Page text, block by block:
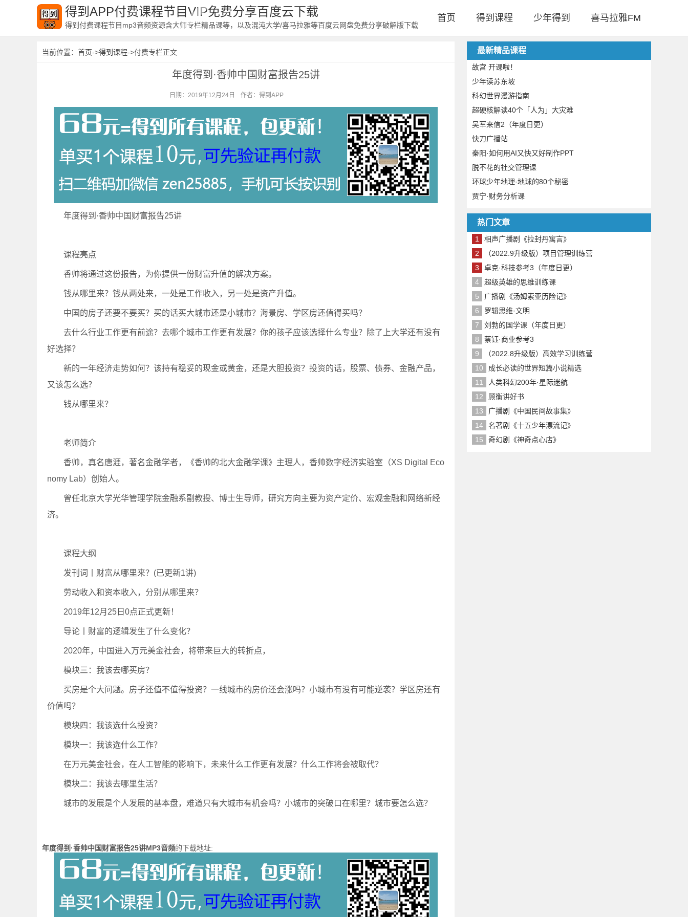
得到APP付费课程节目VIP免费分享百度云下载
得到付费课程节目mp3音频资源含大师专栏精品课等，以及混沌大学/喜马拉雅等百度云网盘免费分享破解版下载
首页 得到课程 少年得到 喜马拉雅FM
当前位置： 首页->得到课程->付费专栏正文
年度得到·香帅中国财富报告25讲
日期：2019年12月24日 作者：得到APP
年度得到·香帅中国财富报告25讲
课程亮点
香帅将通过这份报告，为你提供一份财富升值的解决方案。
钱从哪里来？钱从两处来，一处是工作收入，另一处是资产升值。
中国的房子还要不要买？买的话买大城市还是小城市？海景房、学区房还值得买吗？
去什么行业工作更有前途？去哪个城市工作更有发展？你的孩子应该选择什么专业？除了上大学还有没有
好选择？
新的一年经济走势如何？该持有稳妥的现金或黄金，还是大胆投资？投资的话，股票、债券、金融产品，
又该怎么选？
钱从哪里来？
老师简介
香帅，真名唐涯，著名金融学者，《香帅的北大金融学课》主理人，香帅数字经济实验室（XS Digital Eco
nomy Lab）创始人。
曾任北京大学光华管理学院金融系副教授、博士生导师，研究方向主要为资产定价、宏观金融和网络新经
济。
课程大纲
发刊词丨财富从哪里来？(已更新1讲)
劳动收入和资本收入，分别从哪里来？
2019年12月25日0点正式更新！
导论丨财富的逻辑发生了什么变化？
2020年，中国进入万元美金社会，将带来巨大的转折点，
模块三：我该去哪买房？
买房是个大问题。房子还值不值得投资？一线城市的房价还会涨吗？小城市有没有可能逆袭？学区房还有
价值吗？
模块四：我该选什么投资？
模块一：我该选什么工作？
在万元美金社会，在人工智能的影响下，未来什么工作更有发展？什么工作将会被取代？
模块二：我该去哪里生活？
城市的发展是个人发展的基本盘，难道只有大城市有机会吗？小城市的突破口在哪里？城市要怎么选？
年度得到·香帅中国财富报告25讲MP3音频的下载地址:
最新精品课程
故宫 开课啦！
少年读苏东坡
科幻世界漫游指南
超硬核解读40个「人为」大灾难
吴军来信2（年度日更）
快刀广播站
秦阳·如何用AI又快又好制作PPT
脱不花的社交管理课
环球少年地理·地球的80个秘密
贾宁·财务分析课
热门文章
1
相声广播剧《拉封丹寓言》
2
（2022.9升级版）项目管理训练营
3
卓克·科技参考3（年度日更）
4
超级英雄的思维训练课
5
广播剧《汤姆索亚历险记》
6
罗辑思维·文明
7
刘勃的国学课（年度日更）
8
蔡钰·商业参考3
9
（2022.8升级版）高效学习训练营
10
成长必读的世界短篇小说精选
11
人类科幻200年·星际迷航
12
顾衡讲好书
13
广播剧《中国民间故事集》
14
名著剧《十五少年漂流记》
15
奇幻剧《神奇点心店》